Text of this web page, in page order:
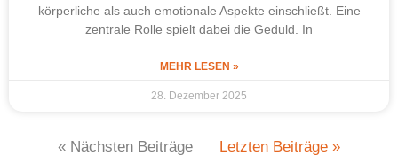
körperliche als auch emotionale Aspekte einschließt. Eine
zentrale Rolle spielt dabei die Geduld. In
MEHR LESEN »
28. Dezember 2025
« Nächsten Beiträge Letzten Beiträge »